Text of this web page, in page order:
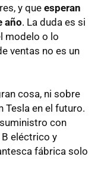
y que esperan
año. La duda es si
modelo o lo
ventas no es un
cosa, ni sobre
Tesla en el futuro.
con
eléctrico y
fábrica solo